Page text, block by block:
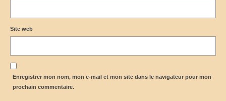
Site web
Enregistrer mon nom, mon e-mail et mon site dans le navigateur pour mon
prochain commentaire.